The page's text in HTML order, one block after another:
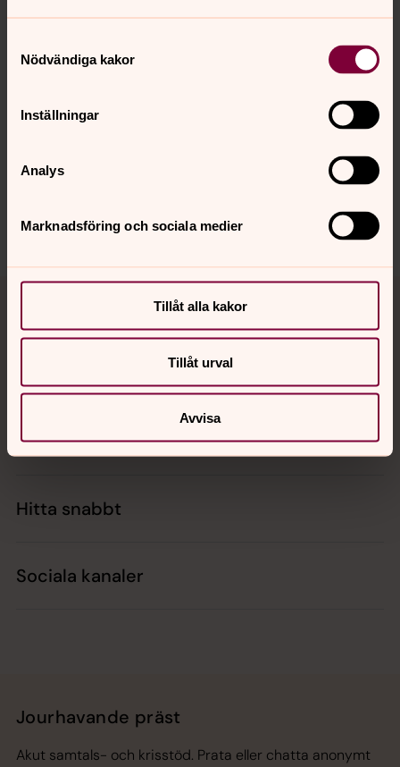
Nödvändiga kakor
Inställningar
Analys
Marknadsföring och sociala medier
Tillåt alla kakor
Tillåt urval
Avvisa
Senast ändrad 14 januari 2025
innehåll?
Dela
Tillbaka till toppen
Tillbaka till innehållet
Kalender
Hitta snabbt
Sociala kanaler
Jourhavande präst
Akut samtals- och krisstöd. Prata eller chatta anonymt